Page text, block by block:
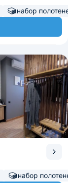
набор
набор